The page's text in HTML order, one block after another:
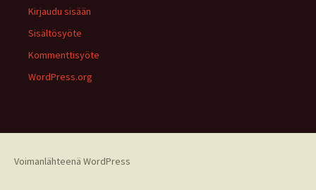
Kirjaudu sisään
Sisältösyöte
Kommenttisyöte
WordPress.org
Voimanlähteenä WordPress